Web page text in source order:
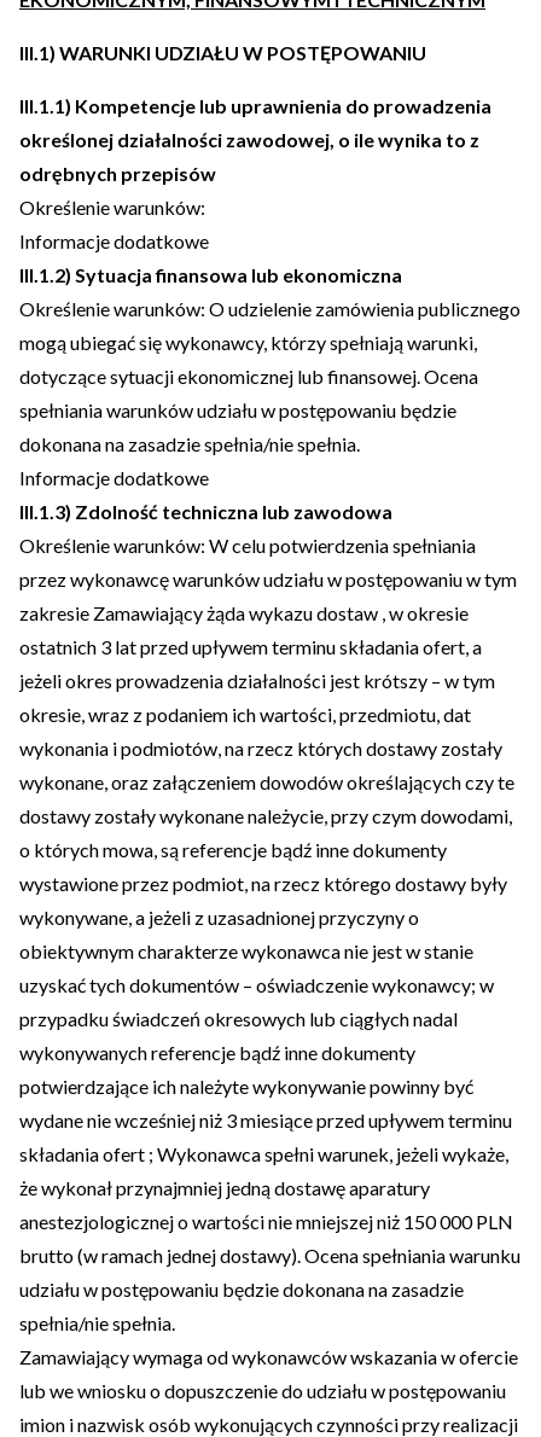
III.1) WARUNKI UDZIAŁU W POSTĘPOWANIU
III.1.1) Kompetencje lub uprawnienia do prowadzenia
określonej działalności zawodowej, o ile wynika to z
odrębnych przepisów
Określenie warunków:
Informacje dodatkowe
III.1.2) Sytuacja finansowa lub ekonomiczna
Określenie warunków: O udzielenie zamówienia publicznego
mogą ubiegać się wykonawcy, którzy spełniają warunki,
dotyczące sytuacji ekonomicznej lub finansowej. Ocena
spełniania warunków udziału w postępowaniu będzie
dokonana na zasadzie spełnia/nie spełnia.
Informacje dodatkowe
III.1.3) Zdolność techniczna lub zawodowa
Określenie warunków: W celu potwierdzenia spełniania
przez wykonawcę warunków udziału w postępowaniu w tym
zakresie Zamawiający żąda wykazu dostaw , w okresie
ostatnich 3 lat przed upływem terminu składania ofert, a
jeżeli okres prowadzenia działalności jest krótszy – w tym
okresie, wraz z podaniem ich wartości, przedmiotu, dat
wykonania i podmiotów, na rzecz których dostawy zostały
wykonane, oraz załączeniem dowodów określających czy te
dostawy zostały wykonane należycie, przy czym dowodami,
o których mowa, są referencje bądź inne dokumenty
wystawione przez podmiot, na rzecz którego dostawy były
wykonywane, a jeżeli z uzasadnionej przyczyny o
obiektywnym charakterze wykonawca nie jest w stanie
uzyskać tych dokumentów – oświadczenie wykonawcy; w
przypadku świadczeń okresowych lub ciągłych nadal
wykonywanych referencje bądź inne dokumenty
potwierdzające ich należyte wykonywanie powinny być
wydane nie wcześniej niż 3 miesiące przed upływem terminu
składania ofert ; Wykonawca spełni warunek, jeżeli wykaże,
że wykonał przynajmniej jedną dostawę aparatury
anestezjologicznej o wartości nie mniejszej niż 150 000 PLN
brutto (w ramach jednej dostawy). Ocena spełniania warunku
udziału w postępowaniu będzie dokonana na zasadzie
spełnia/nie spełnia.
Zamawiający wymaga od wykonawców wskazania w ofercie
lub we wniosku o dopuszczenie do udziału w postępowaniu
imion i nazwisk osób wykonujących czynności przy realizacji